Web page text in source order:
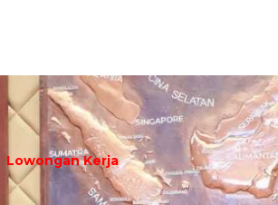
Lowongan Kerja